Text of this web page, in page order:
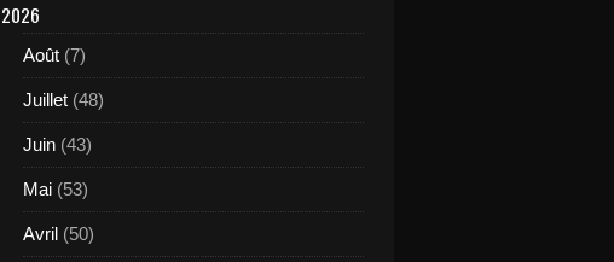
2026
Août (7)
Juillet (48)
Juin (43)
Mai (53)
Avril (50)